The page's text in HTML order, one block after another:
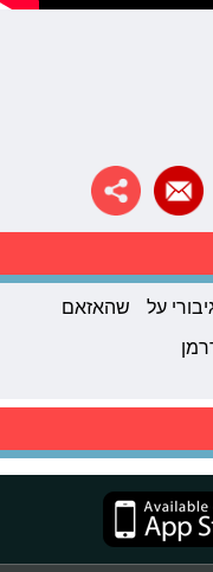
על
שהאזאם